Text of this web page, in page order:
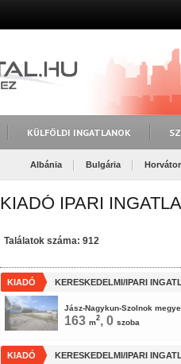
KÜLFÖLDI INGATLANOK
Albánia Bulgária
KIADÓ IPARI
Találatok száma: 912
KIADÓ KERESKEDELMI/IPARI
Jász-Nagykun-Szolnok
163 m2, 0 szoba
KIADÓ KERESKEDELMI/IPARI